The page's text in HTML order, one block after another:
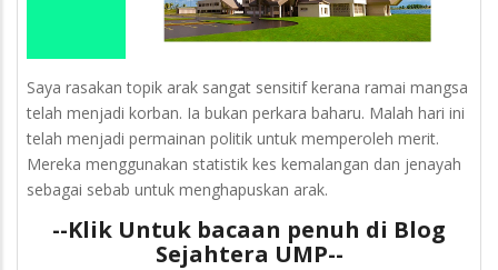
Saya rasakan topik arak sangat sensitif kerana ramai mangsa
telah menjadi korban. Ia bukan perkara baharu. Malah hari ini
telah menjadi permainan politik untuk memperoleh merit.
Mereka menggunakan statistik kes kemalangan dan jenayah
sebagai sebab untuk menghapuskan arak.
--Klik Untuk bacaan penuh di Blog
Sejahtera UMP--